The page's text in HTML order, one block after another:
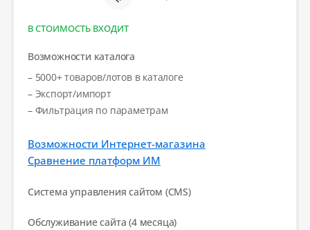
В СТОИМОСТЬ ВХОДИТ
Возможности каталога
– 5000+ товаров/лотов в каталоге
– Экспорт/импорт
– Фильтрация по параметрам
Возможности Интернет-магазина
Сравнение платформ ИМ
Система управления сайтом (CMS)
Обслуживание сайта (4 месяца)